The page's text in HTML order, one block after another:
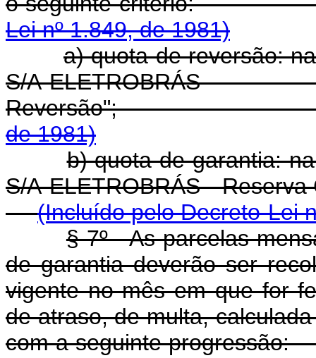
Lei nº 1.849, de 1981)
a) quota de reversão:
S/A-
de 1981)
b) quota de garantia:
S/A-ELETROBRÁS -
(Incluído pelo Decreto-Lei
§ 7º - As parcelas
de garantia deverão ser
vigente no mês em que for
de atraso, de multa,
com a seguinte